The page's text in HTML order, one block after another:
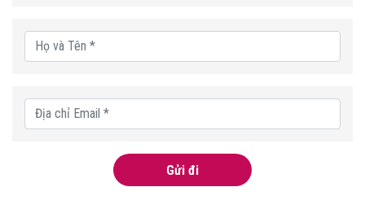
Gửi đi